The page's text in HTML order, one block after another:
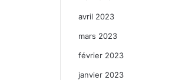
avril 2023
mars 2023
février 2023
janvier 2023